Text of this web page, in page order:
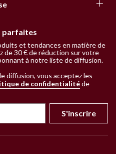
parfaites
et tendances en matière de
de 30 € de réduction sur votre
à notre liste de diffusion.
diffusion, vous acceptez les
de confidentialitéde
S'inscrire